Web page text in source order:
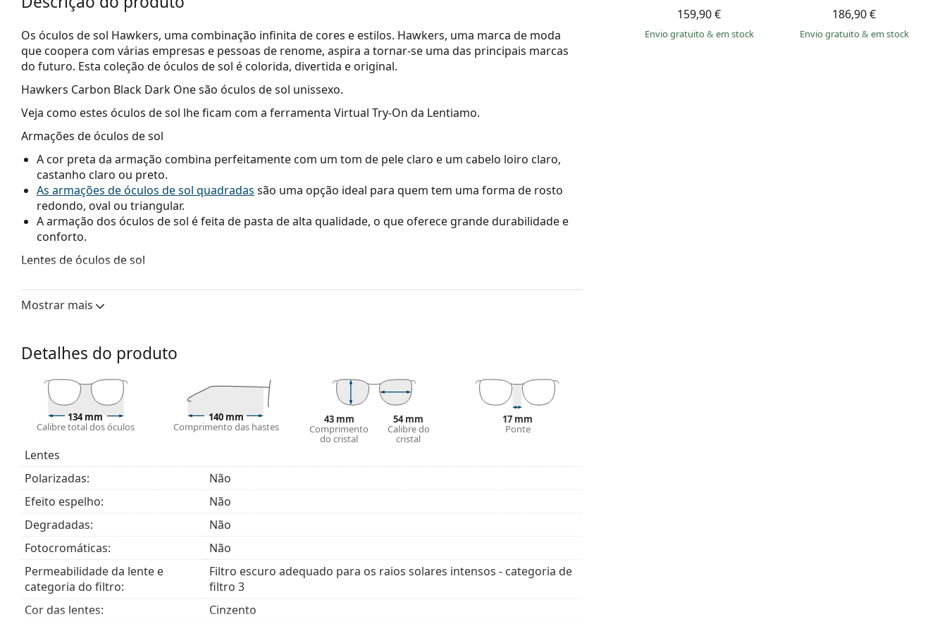
159,90 €
Envio gratuito& em stock
186,90 €
Envio gratuito& em stock
Os óculos de sol Hawkers, uma combinação infinita de cores e estilos. Hawkers, uma marca de moda
que coopera com várias empresas e pessoas de renome, aspira a tornar-se uma das principais marcas
do futuro. Esta coleção de óculos de sol é colorida, divertida e original.
Hawkers Carbon Black Dark Onesão óculos de sol unissexo.
Veja como estes óculos de sol lhe ficam com a ferramenta Virtual Try-On da Lentiamo.
Armações de óculos de sol
A cor preta da armação combina perfeitamente com um tom de pele claro e um cabelo loiro claro,
castanho claro ou preto.
As armações de óculos de sol quadradas são uma opção ideal para quem tem uma forma de rosto
redondo, oval ou triangular.
A armação dos óculos de sol é feita de pasta de alta qualidade, o que oferece grande durabilidade e
conforto.
Lentes de óculos de sol
As lentes são de plástico, cujas vantagens inegáveis são a leveza e a resistência a quebras.
Os óculos de sol têm proteção UV 400, o que proporciona 100% de proteção contra a luz solar. As
São adequadas para uma exposição solar intensa na praia ou na cidade.
Explore toda a gama de
Mostrar mais
Detalhes do produto
134 mm
Calibre total dos óculos
140 mm
Comprimento das hastes
43 mm
Comprimento
do cristal
54 mm
Calibre do
cristal
17 mm
Ponte
Lentes
Polarizadas:
Não
Efeito espelho:
Não
Degradadas:
Não
Fotocromáticas:
Não
Permeabilidade da lente e
categoria do filtro:
Filtro escuro adequado para os raios solares intensos - categoria de
filtro 3
Cor das lentes:
Cinzento